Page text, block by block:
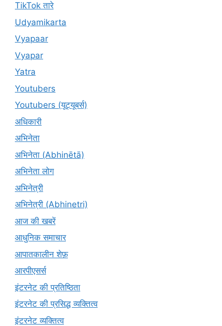
TikTok तारे
Udyamikarta
Vyapaar
Vyapar
Yatra
Youtubers
Youtubers (यूट्यूबर्स)
अधिकारी
अभिनेता
अभिनेता (Abhinētā)
अभिनेता लोग
अभिनेत्री
अभिनेत्री (Abhinetri)
आज की खबरें
आधुनिक समाचार
आपातकालीन शेफ़
आरपीएसर्स
इंटरनेट की प्रतिष्ठिता
इंटरनेट की प्रसिद्ध व्यक्तित्व
इंटरनेट व्यक्तित्व